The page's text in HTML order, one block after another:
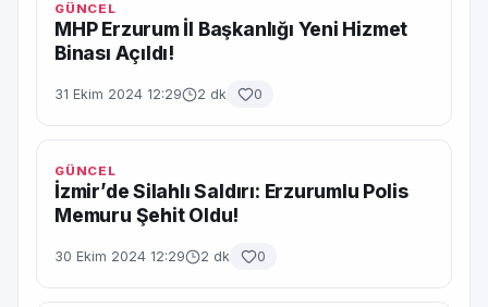
GÜNCEL
MHP Erzurum İl Başkanlığı Yeni Hizmet
Binası Açıldı!
31 Ekim 2024 12:29 2 dk 0
GÜNCEL
İzmir’de Silahlı Saldırı: Erzurumlu Polis
Memuru Şehit Oldu!
30 Ekim 2024 12:29 2 dk 0